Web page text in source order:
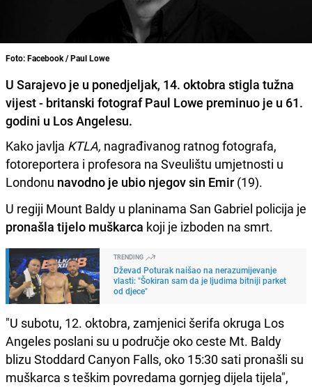
Foto: Facebook / Paul Lowe
U Sarajevo je u ponedjeljak, 14. oktobra stigla tužna
vijest - britanski fotograf Paul Lowe preminuo je u 61.
godini u Los Angelesu.
Kako javlja KTLA, nagrađivanog ratnog fotografa,
fotoreportera i profesora na Sveulištu umjetnosti u
Londonu navodno je ubio njegov sin Emir (19).
U regiji Mount Baldy u planinama San Gabriel policija je
pronašla tijelo muškarca koji je izboden na smrt.
TRENDING
Dževad Poturak naišao na nerazumijevanje
vlasti: "Šokiran sam da je ljudima bitniji parket
od djece"
"U subotu, 12. oktobra, zamjenici šerifa okruga Los
Angeles poslani su u područje oko ceste Mt. Baldy
blizu Stoddard Canyon Falls, oko 15:30 sati pronašli su
muškarca s teškim povredama gornjeg dijela tijela",